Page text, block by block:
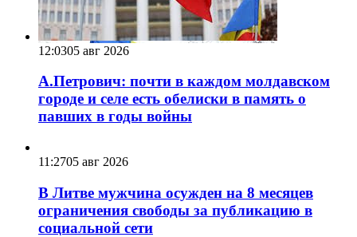
12:0305 авг 2026
А.Петрович: почти в каждом молдавском
городе и селе есть обелиски в память о
павших в годы войны
11:2705 авг 2026
В Литве мужчина осужден на 8 месяцев
ограничения свободы за публикацию в
социальной сети